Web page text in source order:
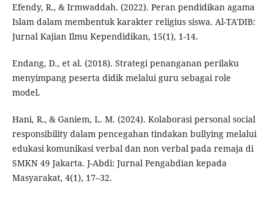
Efendy, R., & Irmwaddah. (2022). Peran pendidikan agama
Islam dalam membentuk karakter religius siswa. Al-TA'DIB:
Jurnal Kajian Ilmu Kependidikan, 15(1), 1-14.
Endang, D., et al. (2018). Strategi penanganan perilaku
menyimpang peserta didik melalui guru sebagai role
model.
Hani, R., & Ganiem, L. M. (2024). Kolaborasi personal social
responsibility dalam pencegahan tindakan bullying melalui
edukasi komunikasi verbal dan non verbal pada remaja di
SMKN 49 Jakarta. J-Abdi: Jurnal Pengabdian kepada
Masyarakat, 4(1), 17–32.